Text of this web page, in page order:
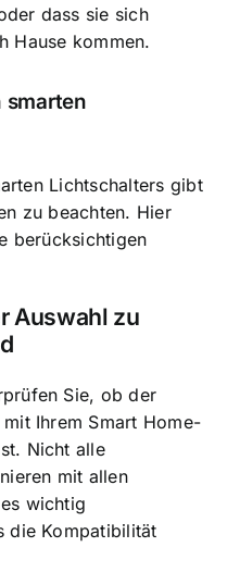
dass sie sich
Hause kommen.
smarten
Lichtschalters gibt
zu beachten. Hier
berücksichtigen
Auswahl zu
Sie, ob der
Ihrem Smart Home-
Nicht alle
mit allen
wichtig
die Kompatibilität